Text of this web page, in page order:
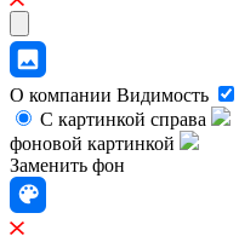
О компании Видимость
С картинкой справа
фоновой картинкой
Заменить фон